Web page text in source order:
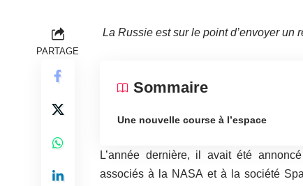
PARTAGE
La Russie est sur le point d’envoyer
Sommaire
Une nouvelle course à l’espace
L’année dernière, il avait été
associés à la NASA et à la société